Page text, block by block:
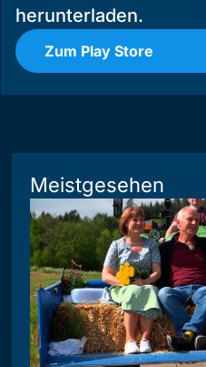
herunterladen.
Zum Play Store
Meistgesehen